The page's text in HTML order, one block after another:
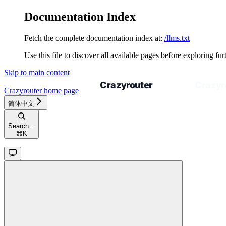
Documentation Index
Fetch the complete documentation index at: /llms.txt
Use this file to discover all available pages before exploring
Skip to main content
Crazyrouterhome page
简体中文
Search...
⌘ K